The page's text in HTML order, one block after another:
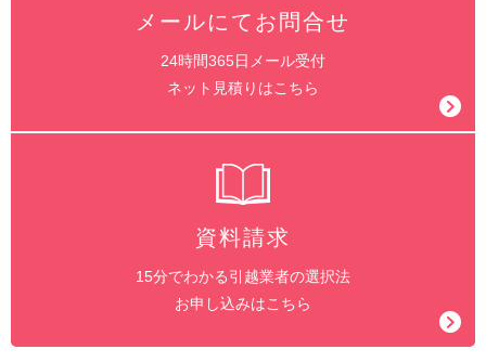
メールにてお問合せ
24時間365日メール受付
ネット見積りはこちら
資料請求
15分でわかる引越業者の選択法
お申し込みはこちら